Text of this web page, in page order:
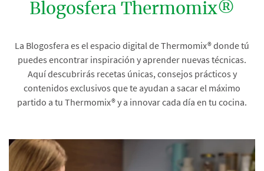
Blogosfera Thermomix®
La Blogosfera es el espacio digital de Thermomix® donde tú
puedes encontrar inspiración y aprender nuevas técnicas.
Aquí descubrirás recetas únicas, consejos prácticos y
contenidos exclusivos que te ayudan a sacar el máximo
partido a tu Thermomix® y a innovar cada día en tu cocina.